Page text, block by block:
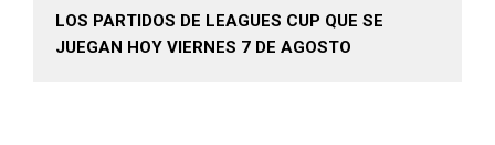
LOS PARTIDOS DE LEAGUES CUP QUE SE
JUEGAN HOY VIERNES 7 DE AGOSTO